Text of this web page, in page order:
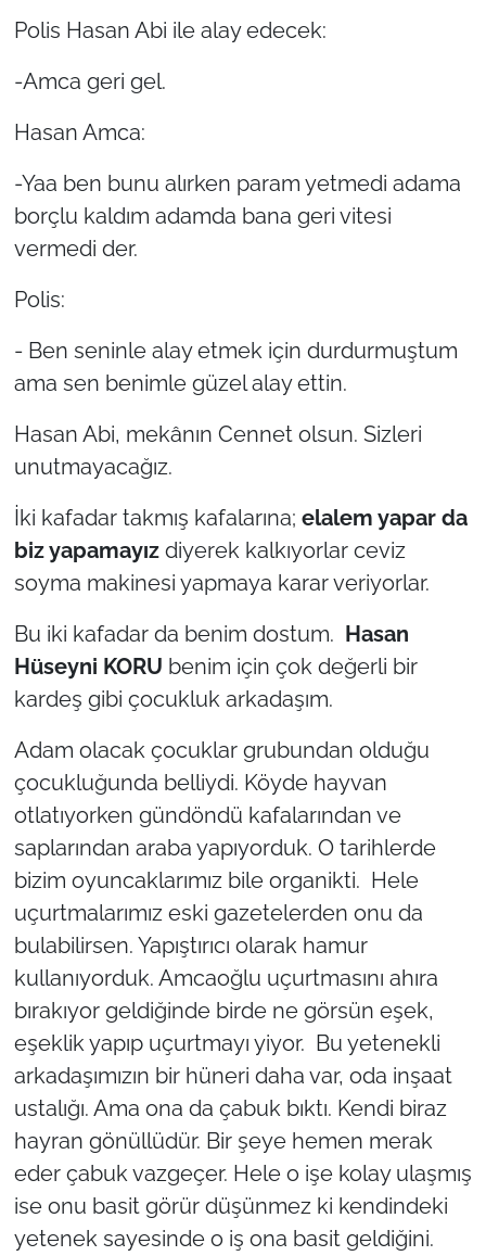
Polis Hasan Abi ile alay edecek:
-Amca geri gel.
Hasan Amca:
-Yaa ben bunu alırken param yetmedi adama
borçlu kaldım adamda bana geri vitesi
vermedi der.
Polis:
- Ben seninle alay etmek için durdurmuştum
ama sen benimle güzel alay ettin.
Hasan Abi, mekânın Cennet olsun. Sizleri
unutmayacağız.
İki kafadar takmış kafalarına; elalem yapar da
biz yapamayız diyerek kalkıyorlar ceviz
soyma makinesi yapmaya karar veriyorlar.
Bu iki kafadar da benim dostum. Hasan
Hüseyni KORU benim için çok değerli bir
kardeş gibi çocukluk arkadaşım.
Adam olacak çocuklar grubundan olduğu
çocukluğunda belliydi. Köyde hayvan
otlatıyorken gündöndü kafalarından ve
saplarından araba yapıyorduk. O tarihlerde
bizim oyuncaklarımız bile organikti. Hele
uçurtmalarımız eski gazetelerden onu da
bulabilirsen. Yapıştırıcı olarak hamur
kullanıyorduk. Amcaoğlu uçurtmasını ahıra
bırakıyor geldiğinde birde ne görsün eşek,
eşeklik yapıp uçurtmayı yiyor. Bu yetenekli
arkadaşımızın bir hüneri daha var, oda inşaat
ustalığı. Ama ona da çabuk bıktı. Kendi biraz
hayran gönüllüdür. Bir şeye hemen merak
eder çabuk vazgeçer. Hele o işe kolay ulaşmış
ise onu basit görür düşünmez ki kendindeki
yetenek sayesinde o iş ona basit geldiğini.